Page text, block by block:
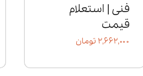
فنی | استعلام
قیمت
۲,۶۶۲,۰۰۰ تومان